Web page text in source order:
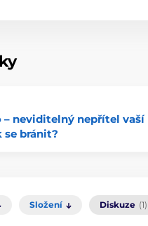
– neviditelný nepřítel vaší
se bránit?
Složení Diskuze (1)